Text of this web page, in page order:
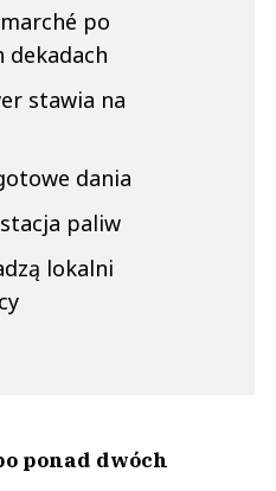
po
dekadach
stawia na
dania
paliw
lokalni
ponad dwóch